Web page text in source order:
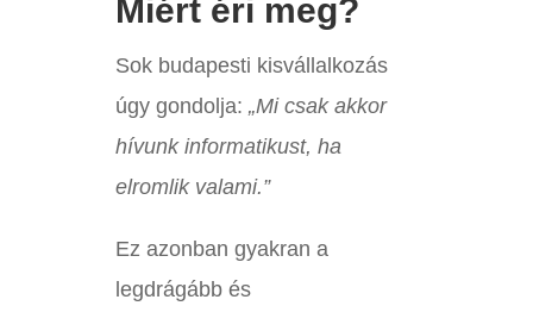
Miért éri meg?
Sok budapesti kisvállalkozás
úgy gondolja: „Mi csak akkor
hívunk informatikust, ha
elromlik valami.”
Ez azonban gyakran a
legdrágább és